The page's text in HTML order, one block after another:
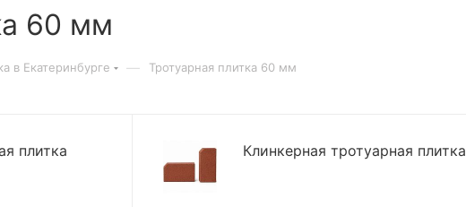
60 мм
в Екатеринбурге — Тротуарная плитка 60 мм
плитка Клинкерная тротуарная плитка